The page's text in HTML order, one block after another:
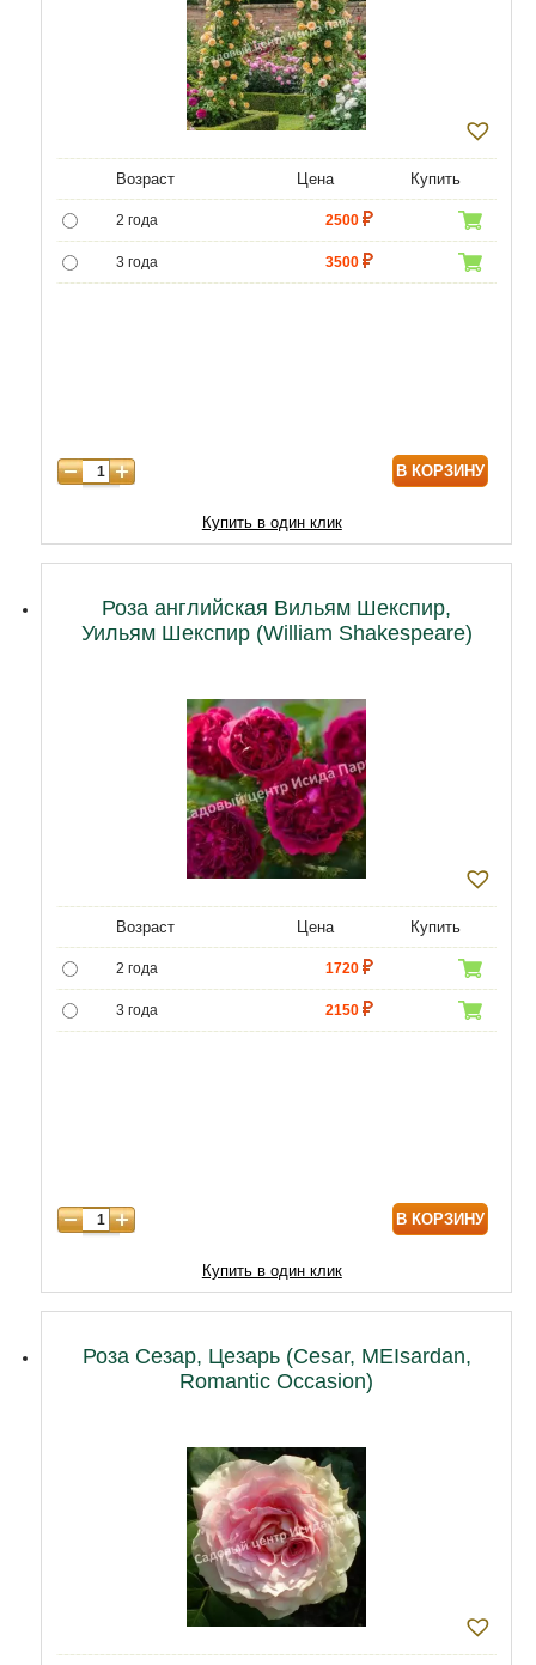
Возраст Цена Купить
2 года 2500
3 года 3500
В КОРЗИНУ
Купить в один клик
Роза английская Вильям Шекспир,
Уильям Шекспир (William Shakespeare)
Возраст Цена Купить
2 года 1720
3 года 2150
В КОРЗИНУ
Купить в один клик
Роза Сезар, Цезарь (Cesar, MEIsardan,
Romantic Occasion)